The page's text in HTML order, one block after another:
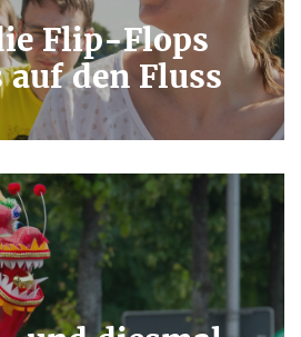
Flip-Flops
auf den Fluss